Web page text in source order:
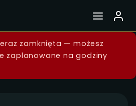
Zushi
zamknięta — możesz
zaplanowane na godziny